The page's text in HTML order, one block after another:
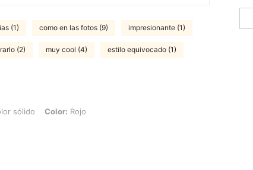
(1) como en las fotos (9) impresionante (1)
(2) muy cool (4) estilo equivocado (1)
Rojo
sólido Color: Rojo